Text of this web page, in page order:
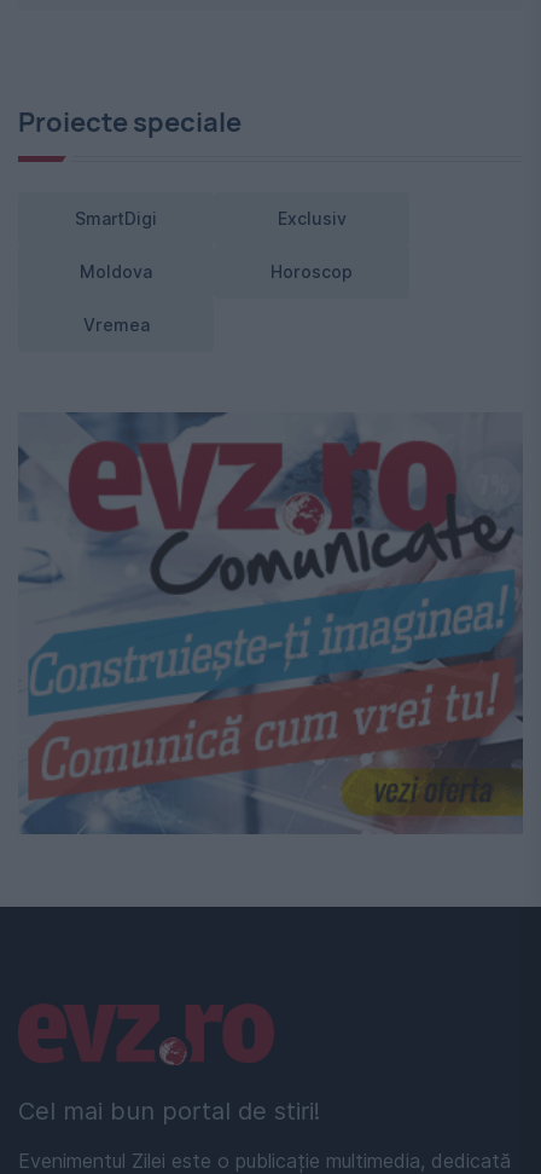
Proiecte speciale
SmartDigi Exclusiv
Moldova Horoscop
Vremea
Cel mai bun portal de stiri!
Evenimentul Zilei este o publicație multimedia, dedicată
Linkuri utile